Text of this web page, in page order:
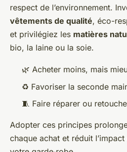
respect de l’environnement.
vêtements de qualité, éco-
et privilégiez les matières
bio, la laine ou la soie.
🌿 Acheter moins, mais
♻️ Favoriser la seconde
🧵 Faire réparer ou
Adopter ces principes
chaque achat et réduit